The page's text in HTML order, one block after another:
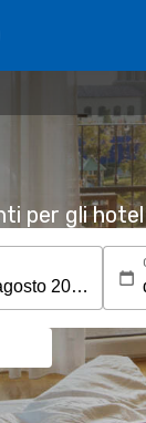
per gli hotel